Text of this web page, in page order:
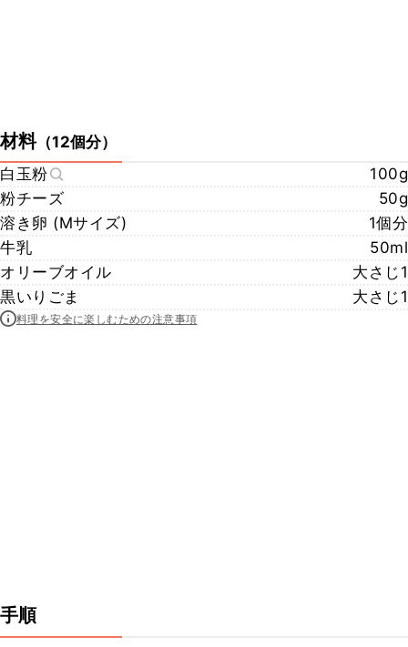
材料（12個分）
白玉粉
100g
粉チーズ
50g
溶き卵 (Mサイズ)
1個分
牛乳
50ml
オリーブオイル
大さじ1
黒いりごま
大さじ1
料理を安全に楽しむための注意事項
手順